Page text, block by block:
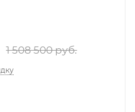
1 508 500руб.